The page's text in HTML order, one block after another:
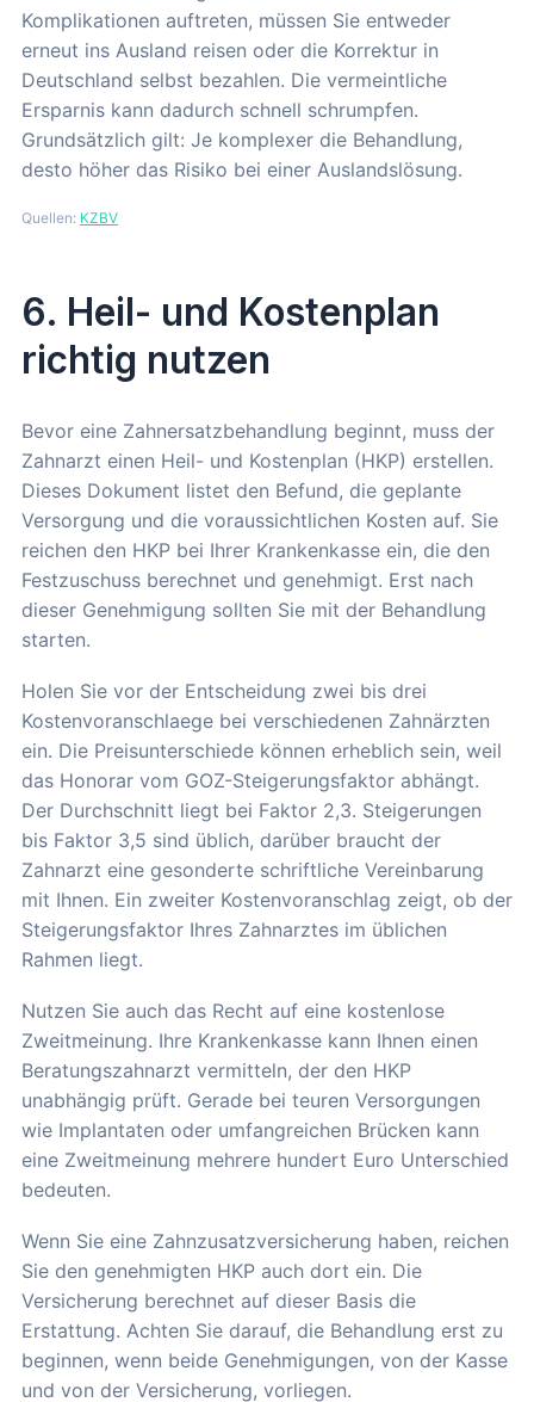
Komplikationen auftreten, müssen Sie entweder
erneut ins Ausland reisen oder die Korrektur in
Deutschland selbst bezahlen. Die vermeintliche
Ersparnis kann dadurch schnell schrumpfen.
Grundsätzlich gilt: Je komplexer die Behandlung,
desto höher das Risiko bei einer Auslandslösung.
Quellen: KZBV
6. Heil- und Kostenplan
richtig nutzen
Bevor eine Zahnersatzbehandlung beginnt, muss der
Zahnarzt einen Heil- und Kostenplan (HKP) erstellen.
Dieses Dokument listet den Befund, die geplante
Versorgung und die voraussichtlichen Kosten auf. Sie
reichen den HKP bei Ihrer Krankenkasse ein, die den
Festzuschuss berechnet und genehmigt. Erst nach
dieser Genehmigung sollten Sie mit der Behandlung
starten.
Holen Sie vor der Entscheidung zwei bis drei
Kostenvoranschlaege bei verschiedenen Zahnärzten
ein. Die Preisunterschiede können erheblich sein, weil
das Honorar vom GOZ-Steigerungsfaktor abhängt.
Der Durchschnitt liegt bei Faktor 2,3. Steigerungen
bis Faktor 3,5 sind üblich, darüber braucht der
Zahnarzt eine gesonderte schriftliche Vereinbarung
mit Ihnen. Ein zweiter Kostenvoranschlag zeigt, ob der
Steigerungsfaktor Ihres Zahnarztes im üblichen
Rahmen liegt.
Nutzen Sie auch das Recht auf eine kostenlose
Zweitmeinung. Ihre Krankenkasse kann Ihnen einen
Beratungszahnarzt vermitteln, der den HKP
unabhängig prüft. Gerade bei teuren Versorgungen
wie Implantaten oder umfangreichen Brücken kann
eine Zweitmeinung mehrere hundert Euro Unterschied
bedeuten.
Wenn Sie eine Zahnzusatzversicherung haben, reichen
Sie den genehmigten HKP auch dort ein. Die
Versicherung berechnet auf dieser Basis die
Erstattung. Achten Sie darauf, die Behandlung erst zu
beginnen, wenn beide Genehmigungen, von der Kasse
und von der Versicherung, vorliegen.